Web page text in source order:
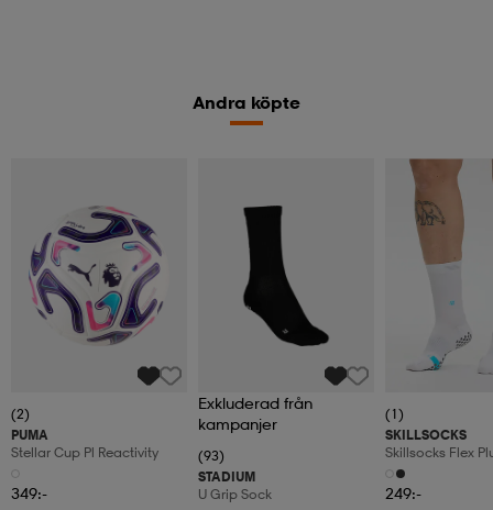
Andra köpte
(2)
PUMA
Stellar Cup Pl Reactivity
349:-
Exkluderad från
kampanjer
(93)
STADIUM
U Grip Sock
(1)
SKILLSOCKS
Skillsocks Flex
249:-